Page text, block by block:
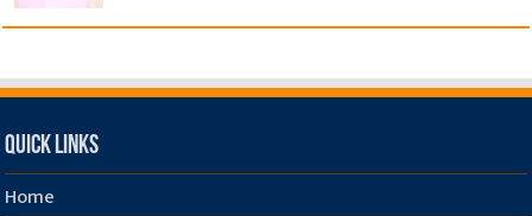
Quick Links
Home